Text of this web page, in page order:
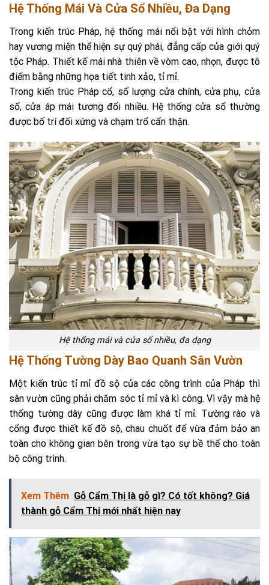
Hệ Thống Mái Và Cửa Sổ Nhiều, Đa Dạng
Trong kiến ​​trúc Pháp, hệ thống mái nổi bật với hình chỏm
hay vương miện thể hiện sự quý phái, đẳng cấp của giới quý
tộc Pháp. Thiết kế mái nhà thiên về vòm cao, nhọn, được tô
điểm bằng những họa tiết tinh xảo, tỉ mỉ.
Trong kiến ​​trúc Pháp cổ, số lượng cửa chính, cửa phụ, cửa
sổ, cửa áp mái tương đối nhiều. Hệ thống cửa sổ thường
được bố trí đối xứng và chạm trổ cẩn thận.
Hệ thống mái và cửa sổ nhiều, đa dạng
Hệ Thống Tường Dày Bao Quanh Sân Vườn
Một kiến trúc tỉ mỉ đồ sộ của các công trình của Pháp thì
sân vườn cũng phải chăm sóc tỉ mỉ và kì công. Vì vậy mà hệ
thống tường dày cũng được làm khá tỉ mỉ. Tường rào và
cổng được thiết kế đồ sộ, chau chuốt để vừa đảm bảo an
toàn cho không gian bên trong vừa tạo sự bề thế cho toàn
bộ công trình.
Xem Thêm Gỗ Cẩm Thị là gỗ gì? Có tốt không? Giá
thành gỗ Cẩm Thị mới nhất hiện nay